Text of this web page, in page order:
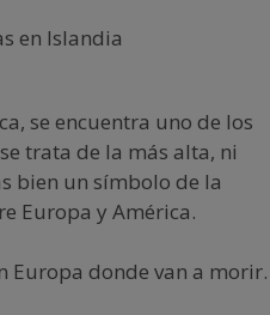
se encuentra uno de los
trata de la más alta, ni
bien un símbolo de la
Europa y América.
Europa donde van a morir.